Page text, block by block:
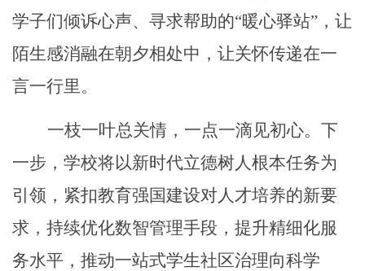
学子们倾诉心声、寻求帮助的“暖心驿站”，让
陌生感消融在朝夕相处中，让关怀传递在一
言一行里。
一枝一叶总关情，一点一滴见初心。下
一步，学校将以新时代立德树人根本任务为
引领，紧扣教育强国建设对人才培养的新要
求，持续优化数智管理手段，提升精细化服
务水平，推动一站式学生社区治理向科学